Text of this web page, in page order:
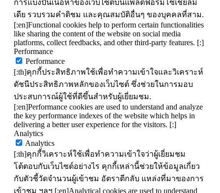
การแบ่งปันเนื้อหาของเว็บไซต์บนแพลตฟอร์มโซเชียลมี
เดีย รวบรวมคำติชม และคุณสมบัติอื่นๆ ของบุคคลที่สาม.
[:en]Functional cookies help to perform certain functionalities
like sharing the content of the website on social media
platforms, collect feedbacks, and other third-party features. [:]
Performance
Performance
[:th]คุกกี้ประสิทธิภาพใช้เพื่อทำความเข้าใจและวิเคราะห์
ดัชนีประสิทธิภาพหลักของเว็บไซต์ ซึ่งช่วยในการมอบ
ประสบการณ์ผู้ใช้ที่ดีขึ้นสำหรับผู้เยี่ยมชม.
[:en]Performance cookies are used to understand and analyze
the key performance indexes of the website which helps in
delivering a better user experience for the visitors. [:]
Analytics
Analytics
[:th]คุกกี้วิเคราะห์ใช้เพื่อทำความเข้าใจว่าผู้เยี่ยมชม
โต้ตอบกับเว็บไซต์อย่างไร คุกกี้เหล่านี้ช่วยให้ข้อมูลเกี่ยว
กับตัวชี้วัดจำนวนผู้เข้าชม อัตราตีกลับ แหล่งที่มาของการ
เข้าชม ฯลฯ [:en]Analytical cookies are used to understand